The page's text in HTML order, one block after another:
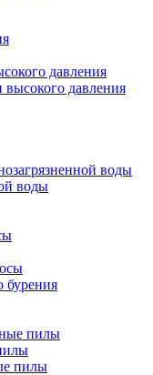
давления
давления
воды
воды
бурения
пилы
пилы